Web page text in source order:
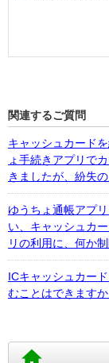
関連するご質問
キャッシュカード
ょ手続きアプリで
きましたが、紛失
ゆうちょ通帳アプ
い、キャッシュカ
リの利用に、何か
ICキャッシュカー
むことはできますか